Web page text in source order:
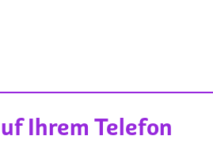
Ihrem Telefon